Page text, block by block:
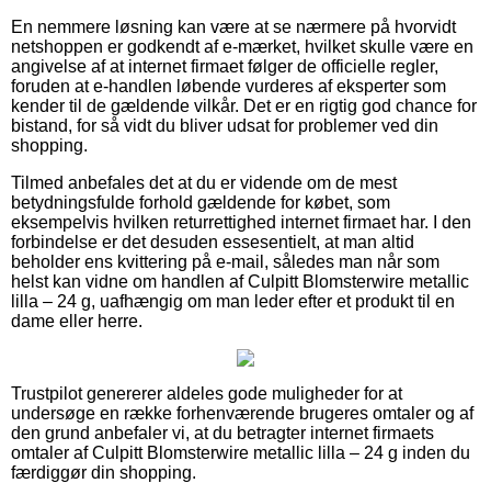
En nemmere løsning kan være at se nærmere på hvorvidt
netshoppen er godkendt af e-mærket, hvilket skulle være en
angivelse af at internet firmaet følger de officielle regler,
foruden at e-handlen løbende vurderes af eksperter som
kender til de gældende vilkår. Det er en rigtig god chance for
bistand, for så vidt du bliver udsat for problemer ved din
shopping.
Tilmed anbefales det at du er vidende om de mest
betydningsfulde forhold gældende for købet, som
eksempelvis hvilken returrettighed internet firmaet har. I den
forbindelse er det desuden essesentielt, at man altid
beholder ens kvittering på e-mail, således man når som
helst kan vidne om handlen af Culpitt Blomsterwire metallic
lilla – 24 g, uafhængig om man leder efter et produkt til en
dame eller herre.
Trustpilot genererer aldeles gode muligheder for at
undersøge en række forhenværende brugeres omtaler og af
den grund anbefaler vi, at du betragter internet firmaets
omtaler af Culpitt Blomsterwire metallic lilla – 24 g inden du
færdiggør din shopping.